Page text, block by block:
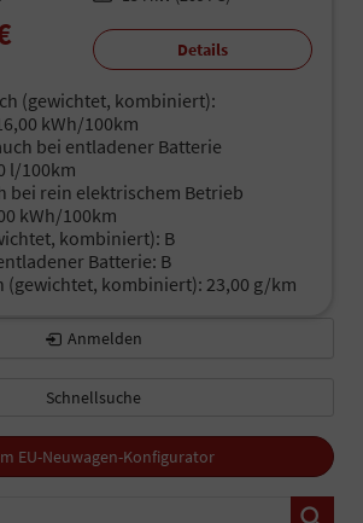
Details
(gewichtet, kombiniert):
kWh/100km
bei entladener Batterie
l/100km
bei rein elektrischem Betrieb
kWh/100km
kombiniert): B
Batterie: B
(gewichtet, kombiniert): 23,00 g/km
Anmelden
Schnellsuche
EU-Neuwagen-Konfigurator